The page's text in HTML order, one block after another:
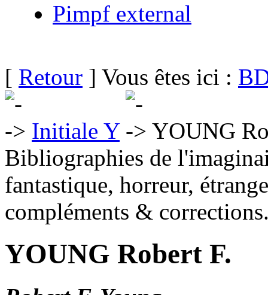
Pimpf
[ Retour ] Vous êtes ici :
Initiale Y
YOUNG
Bibliographies de
fantastique, horreur,
compléments &
YOUNG Robert F.